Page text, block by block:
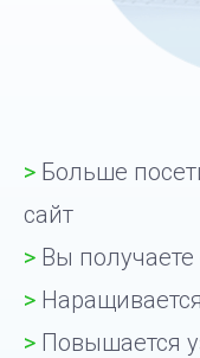
> Больше
сайт
> Вы
>
> Повышается